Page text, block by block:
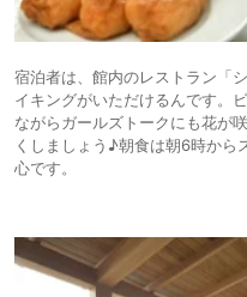
宿泊者は、館内のレストラン「
イキングがいただけるんです。
ながらガールズトークにも花が
くしましょう♪朝食は朝6時から
心です。